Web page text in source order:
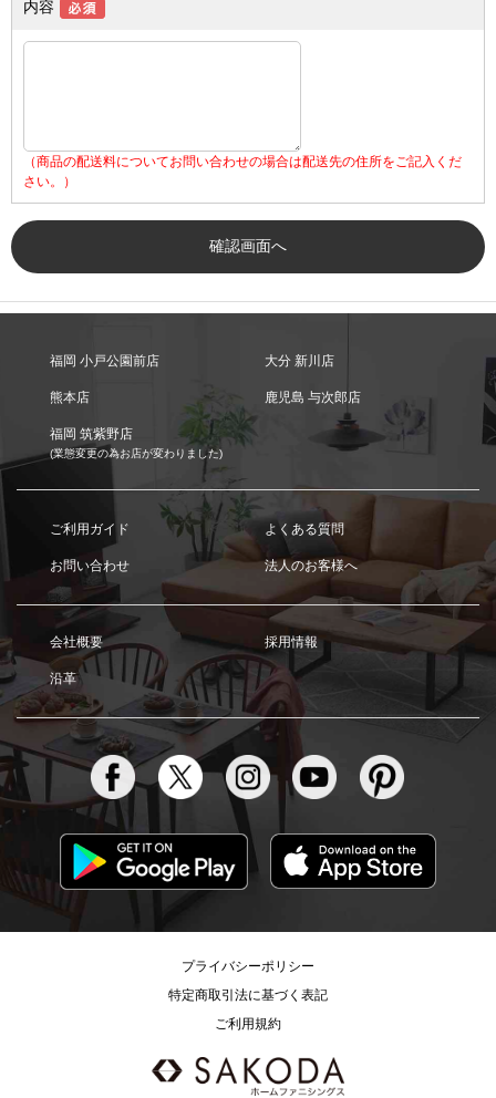
内容
（商品の配送料についてお問い合わせの場合は配送先の住所をご記入くだ
さい。）
福岡 小戸公園前店 大分 新川店
熊本店 鹿児島 与次郎店
福岡 筑紫野店
(業態変更の為お店が変わりました)
ご利用ガイド よくある質問
お問い合わせ 法人のお客様へ
会社概要 採用情報
沿革
プライバシーポリシー
特定商取引法に基づく表記
ご利用規約